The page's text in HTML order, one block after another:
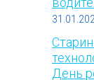
День